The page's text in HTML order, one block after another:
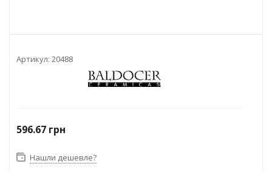
Артикул: 20488
596.67 грн
Нашли дешевле?